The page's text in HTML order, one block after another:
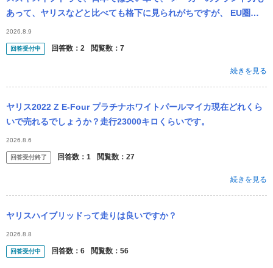
あって、ヤリスなどと比べても格下に見られがちですが、 EU圏で
の評判はどうなんですか？ 先日、イギリスの友人とカーシェアでス
イフト乗...
2026.8.9
回答受付中 回答数： 2 閲覧数： 7
続きを見る
ヤリス2022 Z E-Four プラチナホワイトパールマイカ現在どれくら
いで売れるでしょうか？走行23000キロくらいです。
2026.8.6
回答受付終了 回答数： 1 閲覧数： 27
続きを見る
ヤリスハイブリッドって走りは良いですか？
2026.8.8
回答受付中 回答数： 6 閲覧数： 56